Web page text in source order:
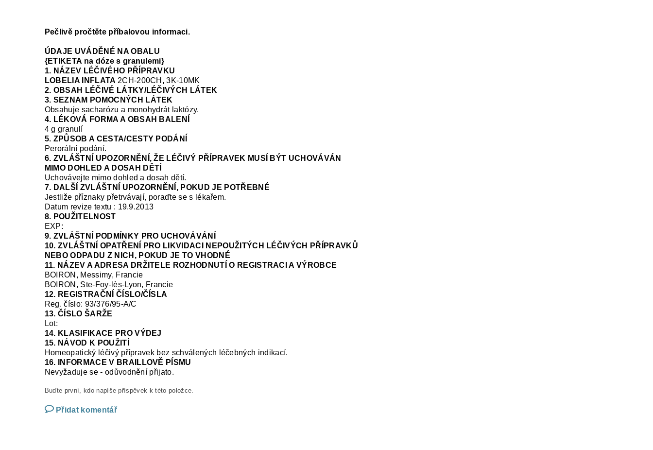
Pečlivě pročtěte příbalovou informaci.
ÚDAJE UVÁDĚNÉ NA OBALU
{ETIKETA na dóze s granulemi}
1. NÁZEV LÉČIVÉHO PŘÍPRAVKU
LOBELIA INFLATA 2CH-200CH ,3K-10MK
2. OBSAH LÉČIVÉ LÁTKY/LÉČIVÝCH LÁTEK
3. SEZNAM POMOCNÝCH LÁTEK
Obsahuje sacharózu a monohydrát laktózy.
4. LÉKOVÁ FORMA A OBSAH BALENÍ
4 g granulí
5. ZPŮSOB A CESTA/CESTY PODÁNÍ
Perorální podání.
6. ZVLÁŠTNÍ UPOZORNĚNÍ, ŽE LÉČIVÝ PŘÍPRAVEK MUSÍ BÝT UCHOVÁVÁN
MIMO DOHLED A DOSAH DĚTÍ
Uchovávejte mimo dohled a dosah dětí.
7. DALŠÍ ZVLÁŠTNÍ UPOZORNĚNÍ, POKUD JE POTŘEBNÉ
Jestliže příznaky přetrvávají, poraďte se s lékařem.
Datum revize textu : 19.9.2013
8. POUŽITELNOST
EXP:
9. ZVLÁŠTNÍ PODMÍNKY PRO UCHOVÁVÁNÍ
10. ZVLÁŠTNÍ OPATŘENÍ PRO LIKVIDACI NEPOUŽITÝCH LÉČIVÝCH PŘÍPRAVKŮ
NEBO ODPADU Z NICH, POKUD JE TO VHODNÉ
11. NÁZEV A ADRESA DRŽITELE ROZHODNUTÍ O REGISTRACI A VÝROBCE
BOIRON, Messimy, Francie
BOIRON, Ste-Foy-lès-Lyon, Francie
12. REGISTRAČNÍ ČÍSLO/ČÍSLA
Reg.číslo: 93/376/95-A/C
13. ČÍSLO ŠARŽE
Lot:
14. KLASIFIKACE PRO VÝDEJ
15. NÁVOD K POUŽITÍ
Homeopatický léčivý přípravek bez schválených léčebných indikací.
16. INFORMACE V BRAILLOVĚ PÍSMU
Nevyžaduje se- odůvodnění přijato.
Buďte první, kdo napíše příspěvek k této položce.
Přidat komentář